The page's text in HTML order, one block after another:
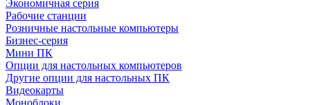
Экономичная серия
Рабочие станции
Розничные настольные компьютеры
Бизнес-серия
Мини ПК
Опции для настольных компьютеров
Другие опции для настольных ПК
Видеокарты
Моноблоки